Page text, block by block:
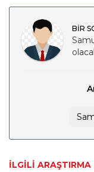
BİR
İLGILI ARAŞTIRMA